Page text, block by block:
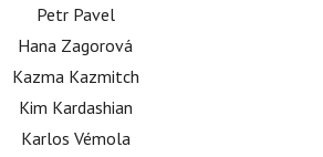
Petr Pavel
Hana Zagorová
Kazma Kazmitch
Kim Kardashian
Karlos Vémola